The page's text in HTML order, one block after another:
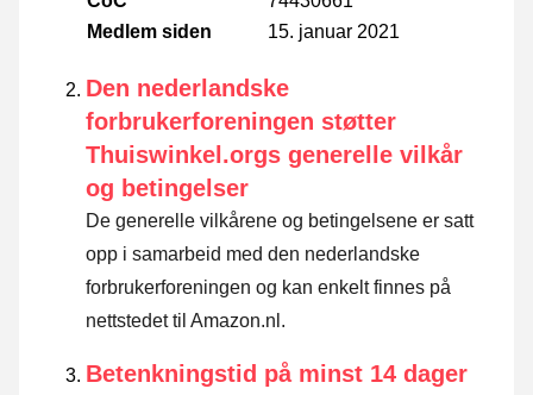
Medlem siden
15. januar 2021
Den nederlandske
forbrukerforeningen støtter
Thuiswinkel.orgs generelle vilkår
og betingelser
De generelle vilkårene og betingelsene er satt
opp i samarbeid med den nederlandske
forbrukerforeningen og kan enkelt finnes på
nettstedet til Amazon.nl.
Betenkningstid på minst 14 dager